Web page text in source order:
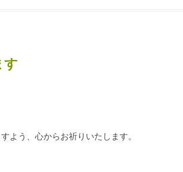
す
よう、心からお祈りいたします。